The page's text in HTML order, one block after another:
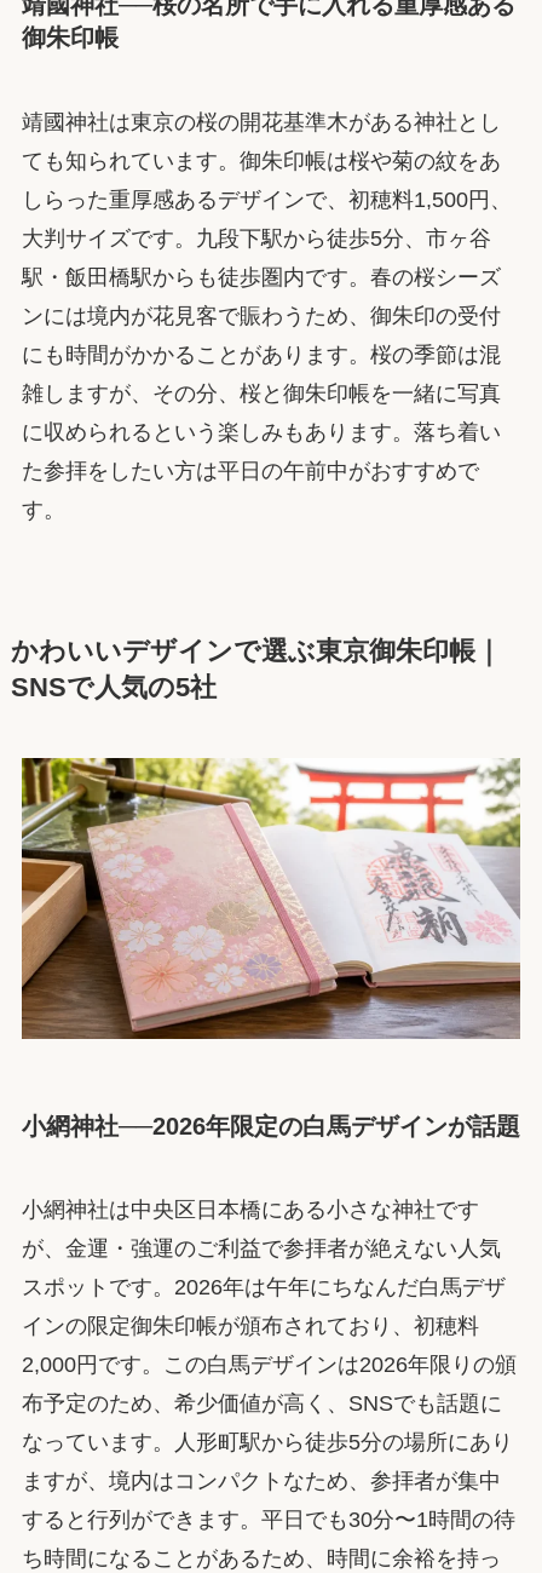
御朱印帳
靖國神社は東京の桜の開花基準木がある神社とし
ても知られています。御朱印帳は桜や菊の紋をあ
しらった重厚感あるデザインで、初穂料1,500円、
大判サイズです。九段下駅から徒歩5分、市ヶ谷
駅・飯田橋駅からも徒歩圏内です。春の桜シーズ
ンには境内が花見客で賑わうため、御朱印の受付
にも時間がかかることがあります。桜の季節は混
雑しますが、その分、桜と御朱印帳を一緒に写真
に収められるという楽しみもあります。落ち着い
た参拝をしたい方は平日の午前中がおすすめで
す。
かわいいデザインで選ぶ東京御朱印帳｜
SNSで人気の5社
小網神社──2026年限定の白馬デザインが話題
小網神社は中央区日本橋にある小さな神社です
が、金運・強運のご利益で参拝者が絶えない人気
スポットです。2026年は午年にちなんだ白馬デザ
インの限定御朱印帳が頒布されており、初穂料
2,000円です。この白馬デザインは2026年限りの頒
布予定のため、希少価値が高く、SNSでも話題に
なっています。人形町駅から徒歩5分の場所にあり
ますが、境内はコンパクトなため、参拝者が集中
すると行列ができます。平日でも30分〜1時間の待
ち時間になることがあるため、時間に余裕を持っ